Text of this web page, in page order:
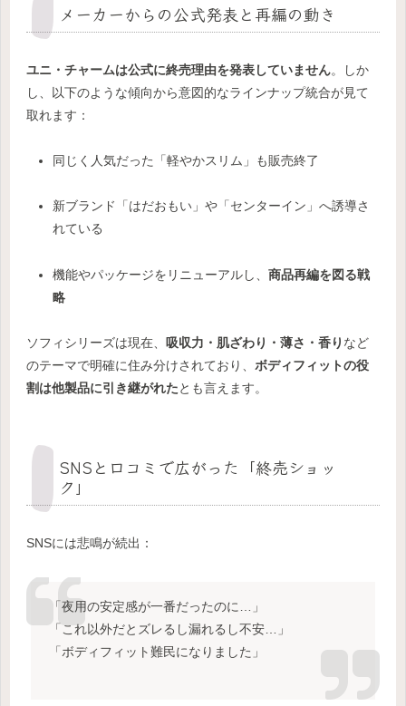
メーカーからの公式発表と再編の動き
ユニ・チャームは公式に終売理由を発表していません。しか
し、以下のような傾向から意図的なラインナップ統合が見て
取れます：
同じく人気だった「軽やかスリム」も販売終了
新ブランド「はだおもい」や「センターイン」へ誘導さ
れている
機能やパッケージをリニューアルし、 商品再編を図る戦
略
ソフィシリーズは現在、 吸収力・肌ざわり・薄さ・香り など
のテーマで明確に住み分けされており、 ボディフィットの役
割は他製品に引き継がれたとも言えます。
SNSと口コミで広がった「終売ショッ
ク」
SNSには悲鳴が続出：
「夜用の安定感が一番だったのに…」
「これ以外だとズレるし漏れるし不安…」
「ボディフィット難民になりました」